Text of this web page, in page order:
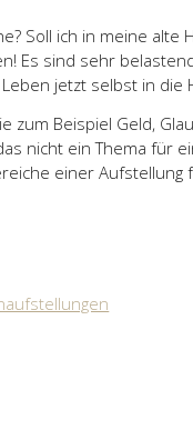
Soll ich in meine alte
Es sind sehr
jetzt selbst in die
Beispiel Geld,
nicht ein Thema für
einer Aufstellung